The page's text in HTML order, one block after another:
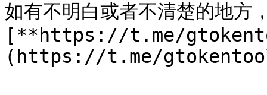
如有不明白或者不清楚的地方
[**https://t.me/